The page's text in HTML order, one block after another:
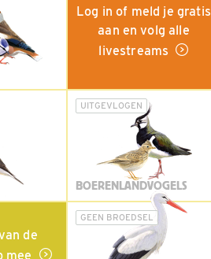
Log in of meld je gratis
aan en volg alle
livestreams
UITGEVLOGEN
BOERENLANDVOGELS
de
mee
GEEN BROEDSEL